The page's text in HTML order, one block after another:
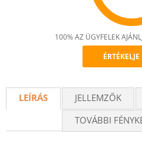
100% AZ ÜGYFELEK
LEÍRÁS JELLEMZŐK
TOVÁBBI